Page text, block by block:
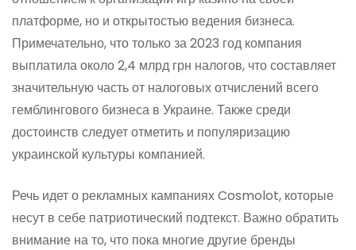
платформе, но и открытостью ведения бизнеса.
Примечательно, что только за 2023 год компания
выплатила около 2,4 млрд грн налогов, что составляет
значительную часть от налоговых отчислений всего
гемблингового бизнеса в Украине. Также среди
достоинств следует отметить и популяризацию
украинской культуры компанией.
Речь идет о рекламных кампаниях Cosmolot, которые
несут в себе патриотический подтекст. Важно обратить
внимание на то, что пока многие другие бренды